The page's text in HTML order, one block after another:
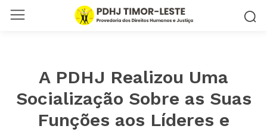
A PDHJ Realizou Uma
Socialização Sobre as Suas
Funções aos Líderes e